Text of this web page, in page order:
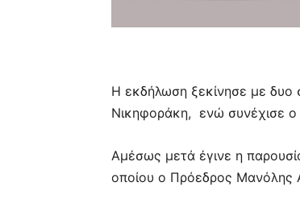
Η εκδήλωση ξεκίνησε με
Νικηφοράκη, ενώ συνέχισε ο
Αμέσως μετά έγινε η
οποίου ο Πρόεδρος Μανόλης